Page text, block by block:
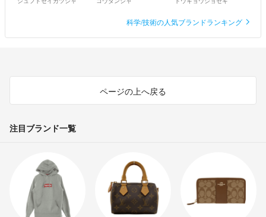
科学/技術の人気ブランドランキング
ページの上へ戻る
注目ブランド一覧